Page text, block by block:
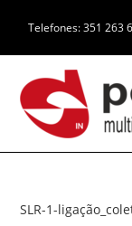
Telefones: 351 263
SLR-1-